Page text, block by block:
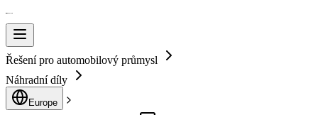
Řešení pro automobilový průmysl
Náhradní díly
Europe